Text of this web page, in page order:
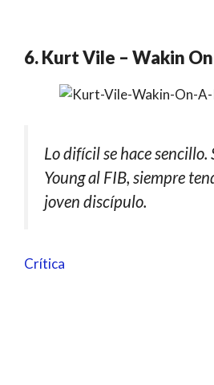
6. Kurt Vile – Wakin
Lo difícil se hace sencillo.
Young al FIB, siempre
joven discípulo.
Crítica